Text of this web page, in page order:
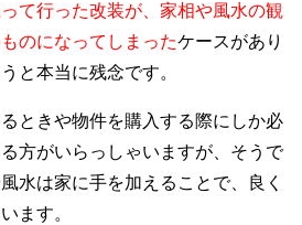
て行った改装が、家相や風水の観
のになってしまったケースがあり
と本当に残念です。
ときや物件を購入する際にしか必
方がいらっしゃいますが、そうで
水は家に手を加えることで、良く
ます。